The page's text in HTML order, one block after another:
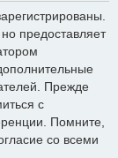
предоставляет
Прежде
с
Помните,
со всеми